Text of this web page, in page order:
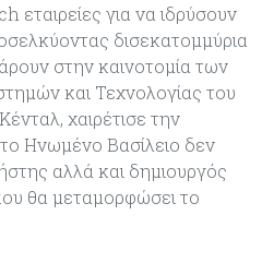
εταιρείες για να ιδρύσουν
δισεκατομμύρια
στην καινοτομία των
και Τεχνολογίας του
χαιρέτισε την
Ηνωμένο Βασίλειο δεν
αλλά και δημιουργός
θα μεταμορφώσει το